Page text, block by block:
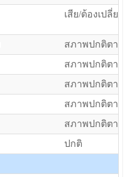
เสีย/ต้องเปลี่ยน
สภาพปกติตาม
สภาพปกติตาม
สภาพปกติตาม
สภาพปกติตาม
สภาพปกติตาม
ปกติ